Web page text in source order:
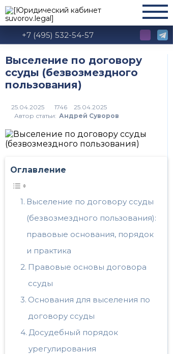
+7 (495) 532-54-57
Выселение по договору
ссуды (безвозмездного
пользования)
1746
Автор статьи: Андрей Суворов
Оглавление
Выселение по договору ссуды
(безвозмездного пользования):
правовые основания, порядок
и практика
Правовые основы договора
ссуды
Основания для выселения по
договору ссуды
Досудебный порядок
урегулирования